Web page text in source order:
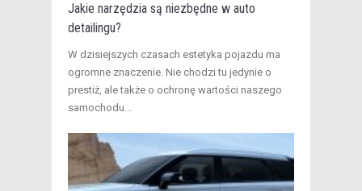
Jakie narzędzia są niezbędne w auto
detailingu?
W dzisiejszych czasach estetyka pojazdu ma
ogromne znaczenie. Nie chodzi tu jedynie o
prestiż, ale także o ochronę wartości naszego
samochodu...